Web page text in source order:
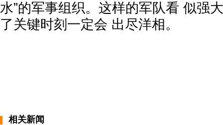
水”的军事组织。这样的军队看 似强
了关键时刻一定会 出尽洋相。
相关新闻